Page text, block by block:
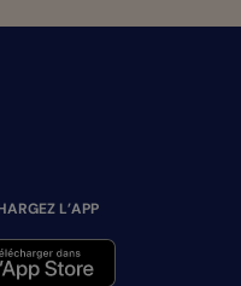
L’APP